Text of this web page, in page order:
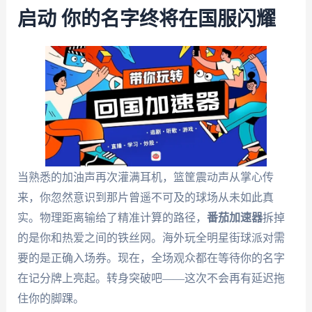
启动 你的名字终将在国服闪耀
当熟悉的加油声再次灌满耳机，篮筐震动声从掌心传
来，你忽然意识到那片曾遥不可及的球场从未如此真
实。物理距离输给了精准计算的路径， 番茄加速器拆掉
的是你和热爱之间的铁丝网。海外玩全明星街球派对需
要的是正确入场券。现在，全场观众都在等待你的名字
在记分牌上亮起。转身突破吧——这次不会再有延迟拖
住你的脚踝。